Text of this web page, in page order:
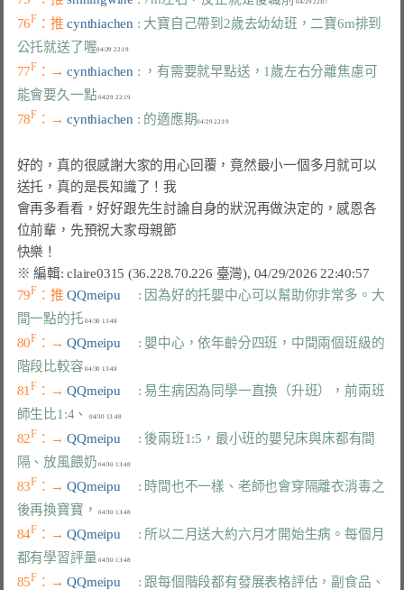
76F ：推 cynthiachen : 大寶自己帶到2歲去幼幼班，二寶6m排到
公托就送了喔
04/29 22:19
77F ：→ cynthiachen : ，有需要就早點送，1歲左右分離焦慮可
能會要久一點
04/29 22:19
78F ：→ cynthiachen : 的適應期
好的，真的很感謝大家的用心回覆，竟然最小一個多月就可以
送托，真的是長知識了！我
會再多看看，好好跟先生討論自身的狀況再做決定的，感恩各
位前輩，先預祝大家母親節
79F ：推 QQmeipu : 因為好的托嬰中心可以幫助你非常多。大
間一點的托
04/30 13:48
80F ：→ QQmeipu : 嬰中心，依年齡分四班，中間兩個班級的
階段比較容
04/30 13:48
81F ：→ QQmeipu : 易生病因為同學一直換（升班），前兩班
師生比1:4、
04/30 13:48
82F ：→ QQmeipu : 後兩班1:5，最小班的嬰兒床與床都有間
隔、放風餵奶
04/30 13:48
83F ：→ QQmeipu : 時間也不一樣、老師也會穿隔離衣消毒之
後再換寶寶，
04/30 13:48
84F ：→ QQmeipu : 所以二月送大約六月才開始生病。每個月
都有學習評量
04/30 13:48
85F ：→ QQmeipu : 跟每個階段都有發展表格評估，副食品、